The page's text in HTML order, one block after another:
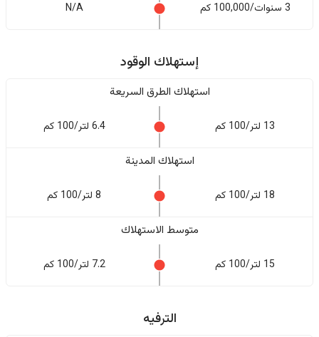
3 سنوات/100,000 كم N/A
إستهلاك الوقود
استهلاك الطرق السريعة
13 لتر/100 كم 6.4 لتر/100 كم
استهلاك المدينة
18 لتر/100 كم 8 لتر/100 كم
متوسط الاستهلاك
15 لتر/100 كم 7.2 لتر/100 كم
الترفيه